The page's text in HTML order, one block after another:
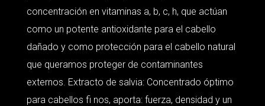
concentración en vitaminas a, b, c, h, que actúan
como un potente antioxidante para el cabello
dañado y como protección para el cabello natural
que queramos proteger de contaminantes
externos. Extracto de salvia: Concentrado óptimo
para cabellos fi nos, aporta: fuerza, densidad y un